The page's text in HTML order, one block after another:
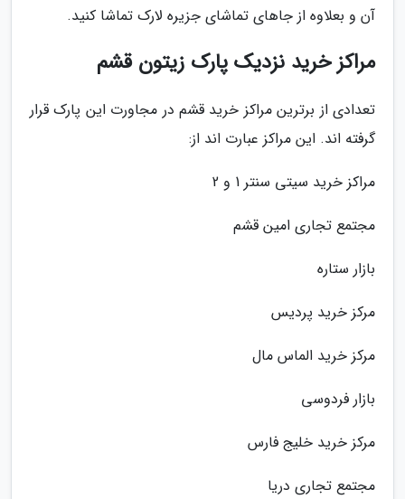
آن و بعلاوه از جاهای تماشای جزیره لارک تماشا کنید.
مراکز خرید نزدیک پارک زیتون قشم
تعدادی از برترین مراکز خرید قشم در مجاورت این پارک قرار
گرفته اند. این مراکز عبارت اند از:
مراکز خرید سیتی سنتر 1 و 2
مجتمع تجاری امین قشم
بازار ستاره
مرکز خرید پردیس
مرکز خرید الماس مال
بازار فردوسی
مرکز خرید خلیج فارس
مجتمع تجاری دریا